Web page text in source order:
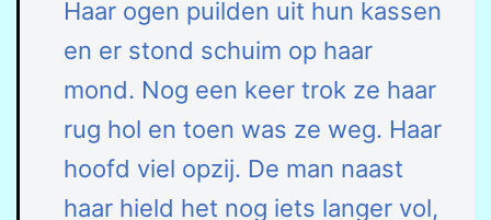
Haar ogen puilden uit hun kassen
en er stond schuim op haar
mond. Nog een keer trok ze haar
rug hol en toen was ze weg. Haar
hoofd viel opzij. De man naast
haar hield het nog iets langer vol,